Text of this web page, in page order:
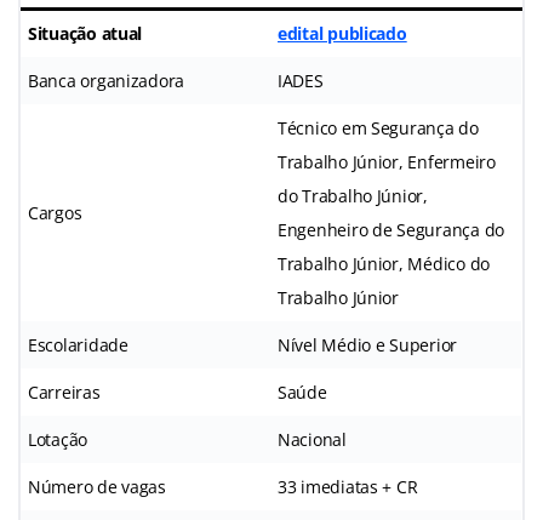
Situação atual edital publicado
Banca organizadora IADES
Cargos
Técnico em Segurança do
Trabalho Júnior, Enfermeiro
do Trabalho Júnior,
Engenheiro de Segurança do
Trabalho Júnior, Médico do
Trabalho Júnior
Escolaridade Nível Médio e Superior
Carreiras Saúde
Lotação Nacional
Número de vagas 33 imediatas + CR